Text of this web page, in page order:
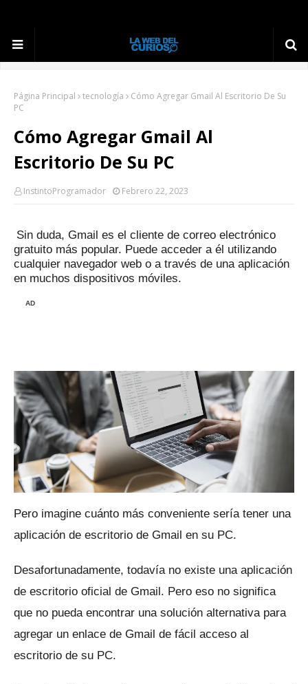
Página Principal tecnología
Cómo Agregar Gmail Al Escritorio De Su
PC
Cómo Agregar Gmail Al
Escritorio De Su PC
InstintoProgramador Febrero 22, 2023
Sin duda, Gmail es el cliente de correo electrónico
gratuito más popular. Puede acceder a él utilizando
cualquier navegador web o a través de una aplicación
en muchos dispositivos móviles.
AD
Pero imagine cuánto más conveniente sería tener una
aplicación de escritorio de Gmail en su PC.
Desafortunadamente, todavía no existe una aplicación
de escritorio oficial de Gmail. Pero eso no significa
que no pueda encontrar una solución alternativa para
agregar un enlace de Gmail de fácil acceso al
escritorio de su PC.